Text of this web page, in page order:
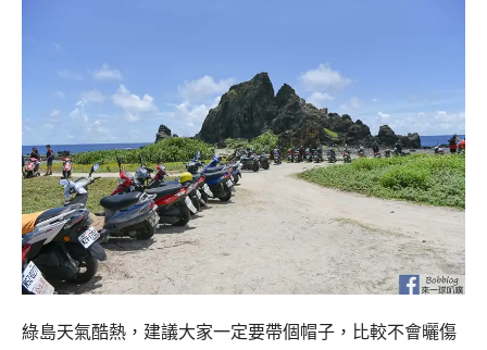
綠島天氣酷熱，建議大家一定要帶個帽子，比較不會曬傷